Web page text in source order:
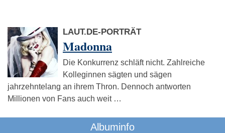
LAUT.DE-PORTRÄT
Madonna
Die Konkurrenz schläft nicht. Zahlreiche
Kolleginnen sägten und sägen
jahrzehntelang an ihrem Thron. Dennoch antworten
Millionen von Fans auch weit …
Albuminfo